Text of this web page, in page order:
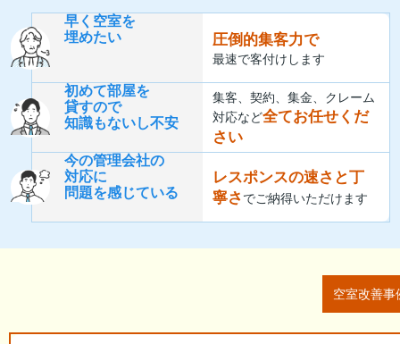
早く空室を
埋めたい
圧倒的集客力で
最速で客付けします
初めて部屋を
貸すので
知識もないし不安
集客、契約、集金、クレーム
対応など全てお任せくだ
さい
今の管理会社の
対応に
問題を感じている
レスポンスの速さと丁
寧さでご納得いただけます
空室改善事